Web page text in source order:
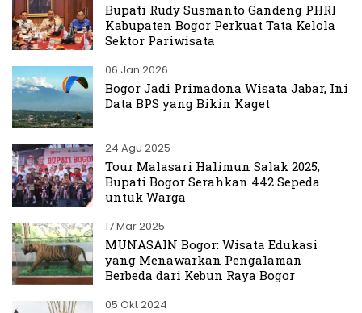
Bupati Rudy Susmanto Gandeng PHRI
Kabupaten Bogor Perkuat Tata Kelola
Sektor Pariwisata
06 Jan 2026
Bogor Jadi Primadona Wisata Jabar, Ini
Data BPS yang Bikin Kaget
24 Agu 2025
Tour Malasari Halimun Salak 2025,
Bupati Bogor Serahkan 442 Sepeda
untuk Warga
17 Mar 2025
MUNASAIN Bogor: Wisata Edukasi
yang Menawarkan Pengalaman
Berbeda dari Kebun Raya Bogor
05 Okt 2024